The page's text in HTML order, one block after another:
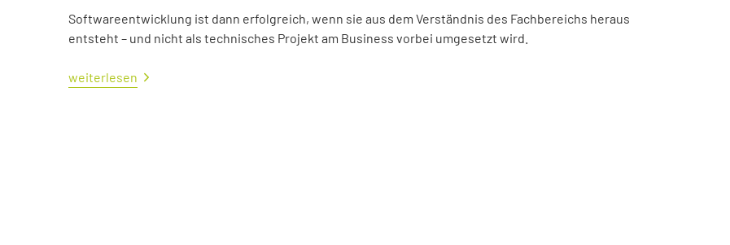
Softwareentwicklung ist dann erfolgreich, wenn sie aus dem Verständnis des Fachbereichs heraus
entsteht – und nicht als technisches Projekt am Business vorbei umgesetzt wird.
weiterlesen